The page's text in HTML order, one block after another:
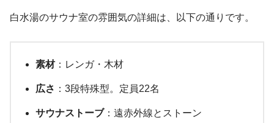
白水湯のサウナ室の雰囲気の詳細は、以下の通りです。
素材：レンガ・木材
広さ ：3段特殊型。定員22名
サウナストーブ：遠赤外線とストーン